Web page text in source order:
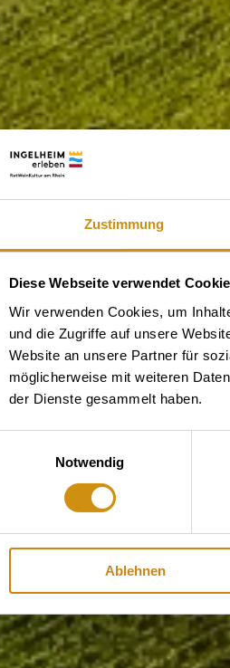
Zustimmung
Diese Webseite verwendet
Wir verwenden Cookies, um
und die Zugriffe auf unsere
Website an unsere Partner für
möglicherweise mit weiteren
der Dienste gesammelt haben.
Notwendig
Ablehnen